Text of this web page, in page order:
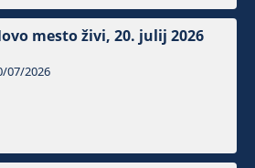
mesto živi, 20. julij 2026
07/2026